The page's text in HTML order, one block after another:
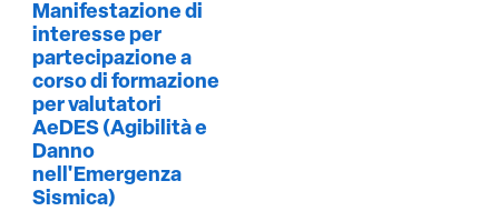
Manifestazione di
interesse per
partecipazione a
corso di formazione
per valutatori
AeDES (Agibilità e
Danno
nell'Emergenza
Sismica)